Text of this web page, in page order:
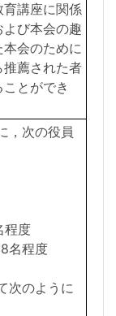
講座に関係
び本会の趣
会のために
薦された者
とができ
，次の役員
度
度
次のように